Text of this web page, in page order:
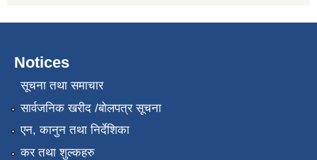
Notices
सूचना तथा समाचार
सार्वजनिक खरीद /बोलपत्र सूचना
एन, कानुन तथा निर्देशिका
कर तथा शुल्कहरु